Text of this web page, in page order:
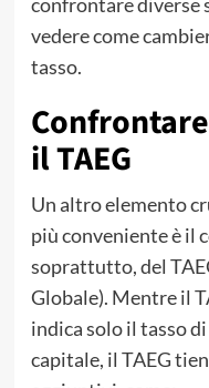
vedere come
tasso.
il TAEG
Un altro elemento
più conveniente è il
soprattutto, del
Globale). Mentre il
indica solo il tasso
capitale, il TAEG